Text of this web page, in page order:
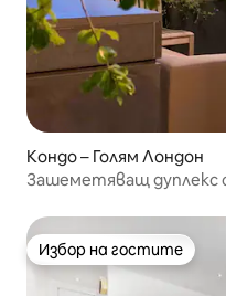
Кондо – Голям Лондон
Зашеметяващ дуплекс
Избор на гостите
Избор на гостите